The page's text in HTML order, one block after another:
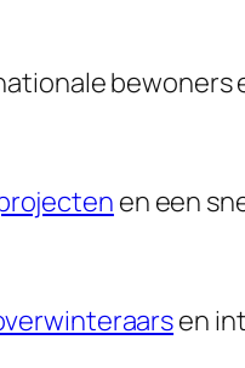
en een
en